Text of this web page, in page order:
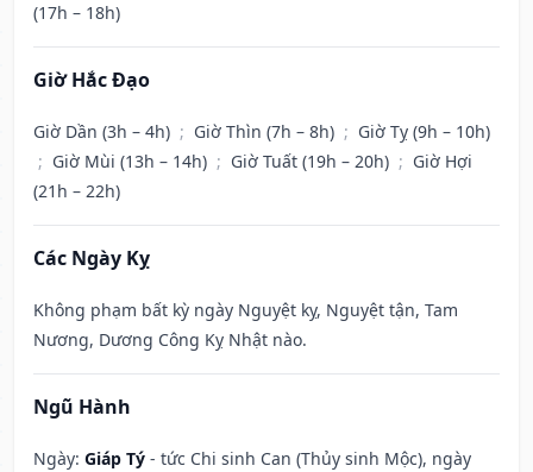
(17h – 18h)
Giờ Hắc Đạo
Giờ Dần (3h – 4h) ; Giờ Thìn (7h – 8h) ; Giờ Tỵ (9h – 10h)
; Giờ Mùi (13h – 14h) ; Giờ Tuất (19h – 20h) ; Giờ Hợi
(21h – 22h)
Các Ngày Kỵ
Không phạm bất kỳ ngày Nguyệt kỵ, Nguyệt tận, Tam
Nương, Dương Công Kỵ Nhật nào.
Ngũ Hành
Ngày: Giáp Tý - tức Chi sinh Can (Thủy sinh Mộc), ngày